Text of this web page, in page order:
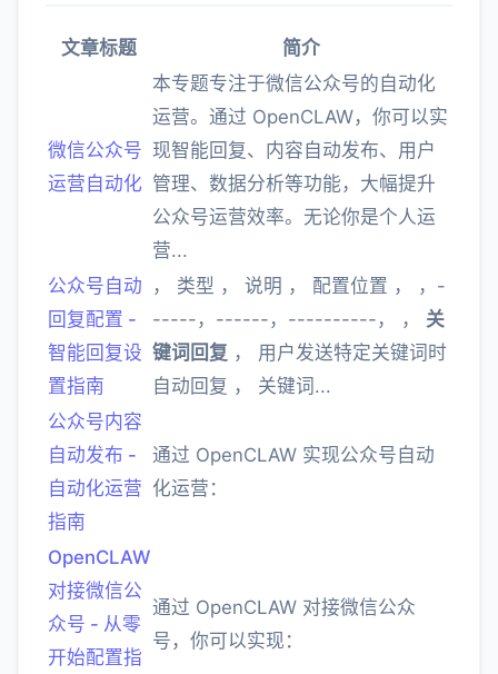
文章标题 简介
微信公众号
运营自动化
本专题专注于微信公众号的自动化
运营。通过 OpenCLAW，你可以实
现智能回复、内容自动发布、用户
管理、数据分析等功能，大幅提升
公众号运营效率。无论你是个人运
营...
公众号自动
回复配置 -
智能回复设
置指南
， 类型 ， 说明 ， 配置位置 ， ，-
-----，------，----------， ， 关
键词回复 ， 用户发送特定关键词时
自动回复 ， 关键词...
公众号内容
自动发布 -
自动化运营
指南
通过 OpenCLAW 实现公众号自动
化运营：
OpenCLAW
对接微信公
众号 - 从零
开始配置指
通过 OpenCLAW 对接微信公众
号，你可以实现：